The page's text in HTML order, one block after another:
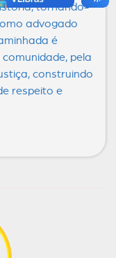
tornando-
advogado
é
pela
construindo
respeito e